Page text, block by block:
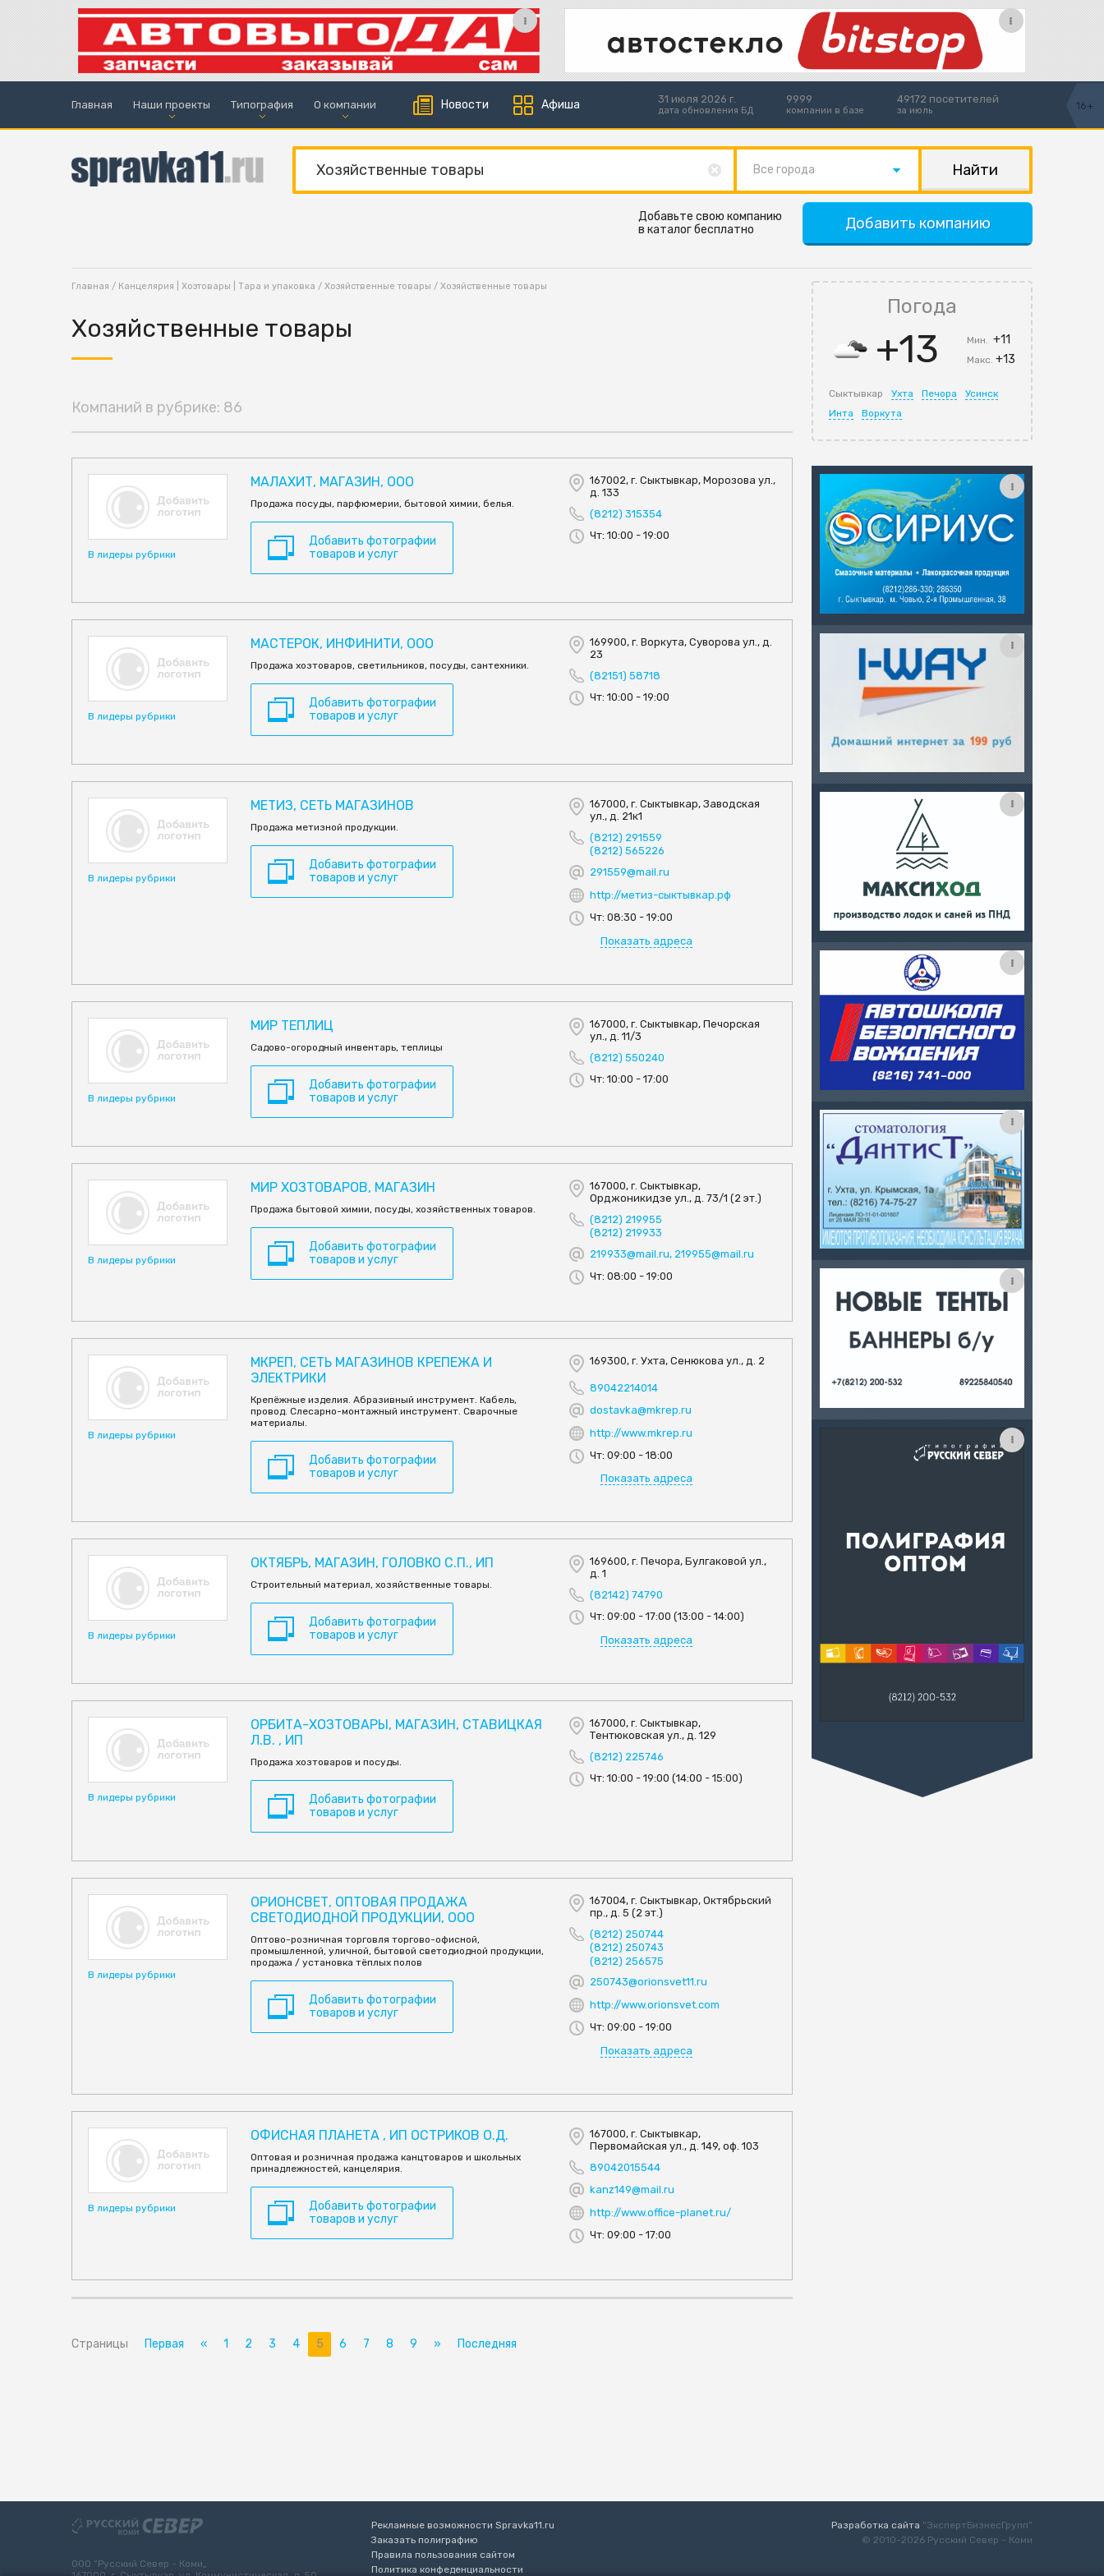
Главная Наши проекты Типография О компании Новости Афиша 31 июля 2026 г.
дата обновления БД
9999
компании в базе
49172 посетителей
за июль 16+
Все города
Добавить компанию
Добавьте свою компанию
в каталог бесплатно
Главная / Канцелярия | Хозтовары | Тара и упаковка / Хозяйственные товары / Хозяйственные товары
Хозяйственные товары
Компаний в рубрике: 86
В лидеры рубрики
МАЛАХИТ, МАГАЗИН, ООО
Продажа посуды, парфюмерии, бытовой химии, белья.
Добавить фотографии
товаров и услуг
167002, г. Сыктывкар, Морозова ул.,
д. 133
(8212) 315354
Чт: 10:00 - 19:00
В лидеры рубрики
МАСТЕРОК, ИНФИНИТИ, ООО
Продажа хозтоваров, светильников, посуды, сантехники.
Добавить фотографии
товаров и услуг
169900, г. Воркута, Суворова ул., д.
23
(82151) 58718
Чт: 10:00 - 19:00
В лидеры рубрики
МЕТИЗ, СЕТЬ МАГАЗИНОВ
Продажа метизной продукции.
Добавить фотографии
товаров и услуг
167000, г. Сыктывкар, Заводская
ул., д. 21к1
(8212) 291559
(8212) 565226
291559@mail.ru
http://метиз-сыктывкар.рф
Чт: 08:30 - 19:00
Показать адреса
В лидеры рубрики
МИР ТЕПЛИЦ
Садово-огородный инвентарь, теплицы
Добавить фотографии
товаров и услуг
167000, г. Сыктывкар, Печорская
ул., д. 11/3
(8212) 550240
Чт: 10:00 - 17:00
В лидеры рубрики
МИР ХОЗТОВАРОВ, МАГАЗИН
Продажа бытовой химии, посуды, хозяйственных товаров.
Добавить фотографии
товаров и услуг
167000, г. Сыктывкар,
Орджоникидзе ул., д. 73/1 (2 эт.)
(8212) 219955
(8212) 219933
219933@mail.ru, 219955@mail.ru
Чт: 08:00 - 19:00
В лидеры рубрики
МКРЕП, СЕТЬ МАГАЗИНОВ КРЕПЕЖА И
ЭЛЕКТРИКИ
Крепёжные изделия. Абразивный инструмент. Кабель,
провод. Слесарно-монтажный инструмент. Сварочные
материалы.
Добавить фотографии
товаров и услуг
169300, г. Ухта, Сенюкова ул., д. 2
89042214014
dostavka@mkrep.ru
http://www.mkrep.ru
Чт: 09:00 - 18:00
Показать адреса
В лидеры рубрики
ОКТЯБРЬ, МАГАЗИН, ГОЛОВКО С.П., ИП
Строительный материал, хозяйственные товары.
Добавить фотографии
товаров и услуг
169600, г. Печора, Булгаковой ул.,
д. 1
(82142) 74790
Чт: 09:00 - 17:00 (13:00 - 14:00)
Показать адреса
В лидеры рубрики
ОРБИТА-ХОЗТОВАРЫ, МАГАЗИН, СТАВИЦКАЯ
Л.В. , ИП
Продажа хозтоваров и посуды.
Добавить фотографии
товаров и услуг
167000, г. Сыктывкар,
Тентюковская ул., д. 129
(8212) 225746
Чт: 10:00 - 19:00 (14:00 - 15:00)
В лидеры рубрики
ОРИОНСВЕТ, ОПТОВАЯ ПРОДАЖА
СВЕТОДИОДНОЙ ПРОДУКЦИИ, ООО
Оптово-розничная торговля торгово-офисной,
промышленной, уличной, бытовой светодиодной продукции,
продажа / установка тёплых полов
Добавить фотографии
товаров и услуг
167004, г. Сыктывкар, Октябрьский
пр., д. 5 (2 эт.)
(8212) 250744
(8212) 250743
(8212) 256575
250743@orionsvet11.ru
http://www.orionsvet.com
Чт: 09:00 - 19:00
Показать адреса
В лидеры рубрики
ОФИСНАЯ ПЛАНЕТА , ИП ОСТРИКОВ О.Д.
Оптовая и розничная продажа канцтоваров и школьных
принадлежностей, канцелярия.
Добавить фотографии
товаров и услуг
167000, г. Сыктывкар,
Первомайская ул., д. 149, оф. 103
89042015544
kanz149@mail.ru
http://www.office-planet.ru/
Чт: 09:00 - 17:00
Страницы Первая « 1 2 3 4 5 6 7 8 9 » Последняя
Погода
+13 Мин.+11
Макс.+13
Сыктывкар Ухта Печора
Усинск
Инта
Воркута
ООО “Русский Север - Коми„
Рекламные возможности Spravka11.ru
Заказать полиграфию
Правила пользования сайтом
Политика конфеденциальности
Разработка сайта “ЭкспертБизнесГрупп”
© 2010-2026 Русский Север - Коми